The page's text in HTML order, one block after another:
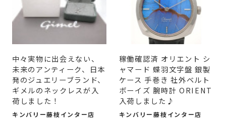
中々実物に出会えない、
未来のアンティーク、日本
発のジュエリーブランド、
ギメルのネックレスが入
荷しました！
キンバリー藤枝インター店
稼働確認済 オリエント シ
ャマード 蝶羽文字盤 銀製
ケース 手巻き 社外ベルト
ボーイズ 腕時計 ORIENT
入荷しました♪
キンバリー藤枝インター店